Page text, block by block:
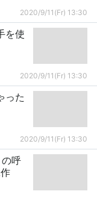
2020/9/11(Fr) 13:30
を使
2020/9/11(Fr) 13:30
った
2020/9/11(Fr) 13:30
の呼